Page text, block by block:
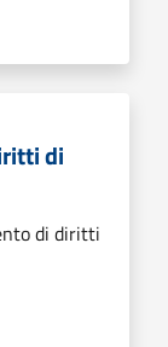
di
di diritti